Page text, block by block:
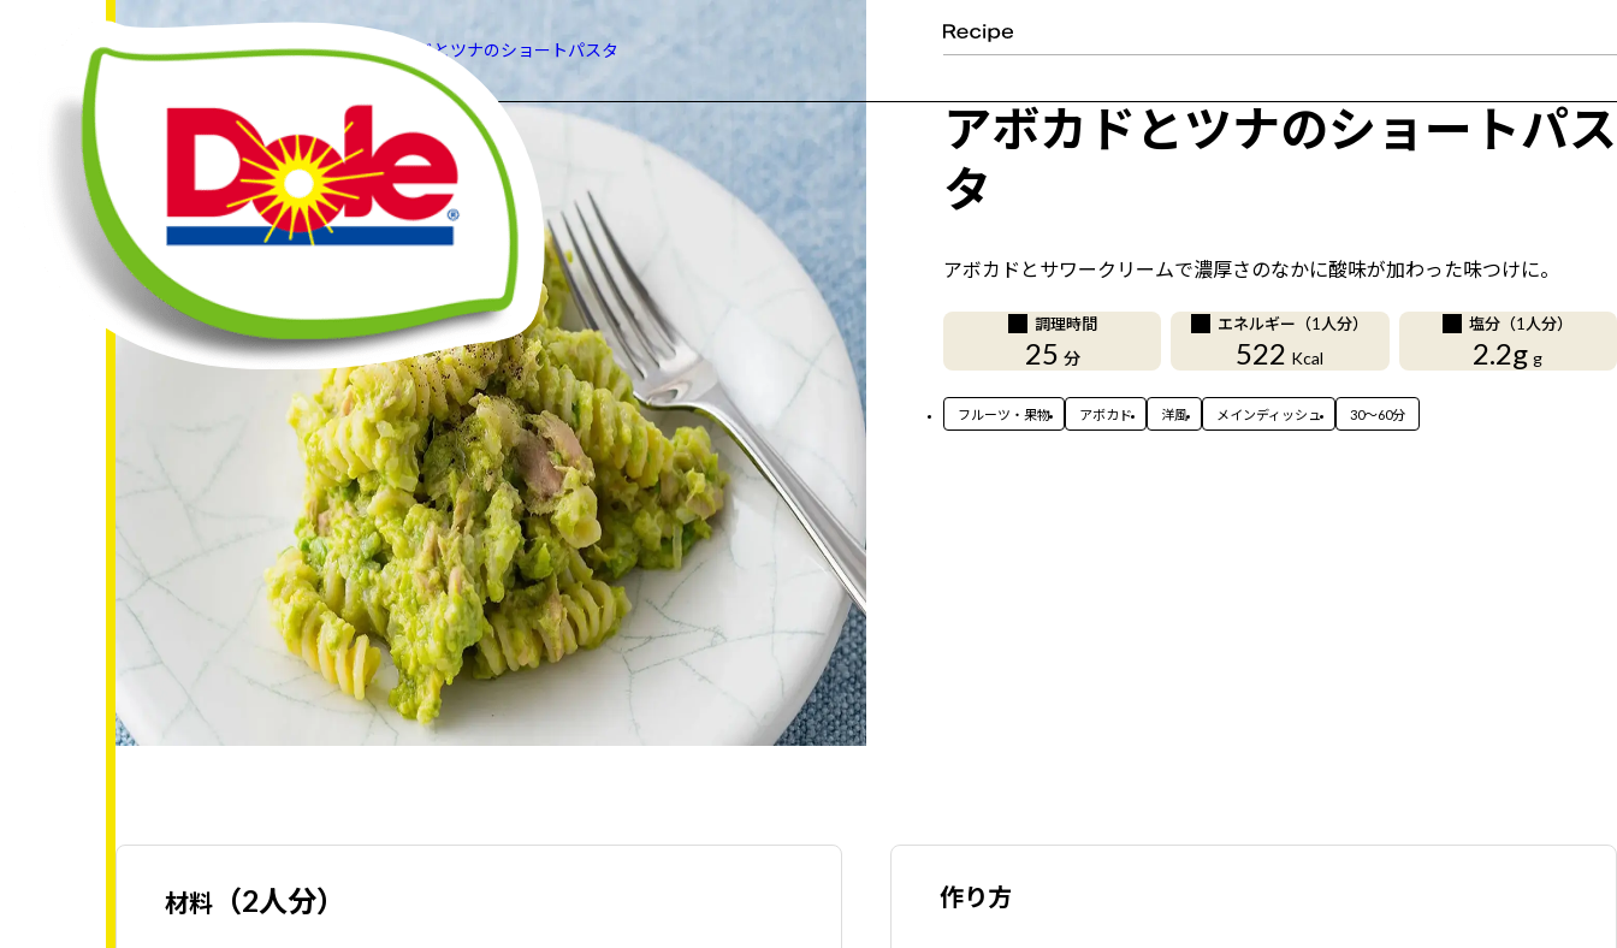
HOME レシピ アボカドとツナのショートパスタ
アボカドとツナのショートパス
タ
アボカドとサワークリームで濃厚さのなかに酸味が加わった味つけに。
調理時間
25 分
エネルギー（1人分）
522 Kcal
塩分（1人分）
2.2g g
フルーツ・果物 アボカド 洋風 メインディッシュ 30〜60分
材料 （2人分） 作り方